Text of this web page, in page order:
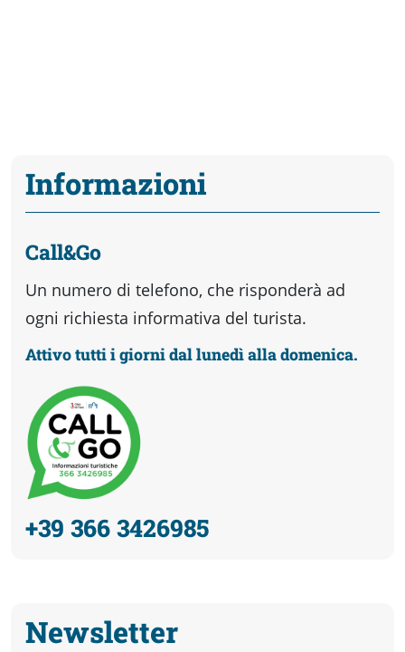
Informazioni
Call&Go
Un numero di telefono, che risponderà ad
ogni richiesta informativa del turista.
Attivo tutti i giorni dal lunedì alla domenica.
+39 366 3426985
Newsletter